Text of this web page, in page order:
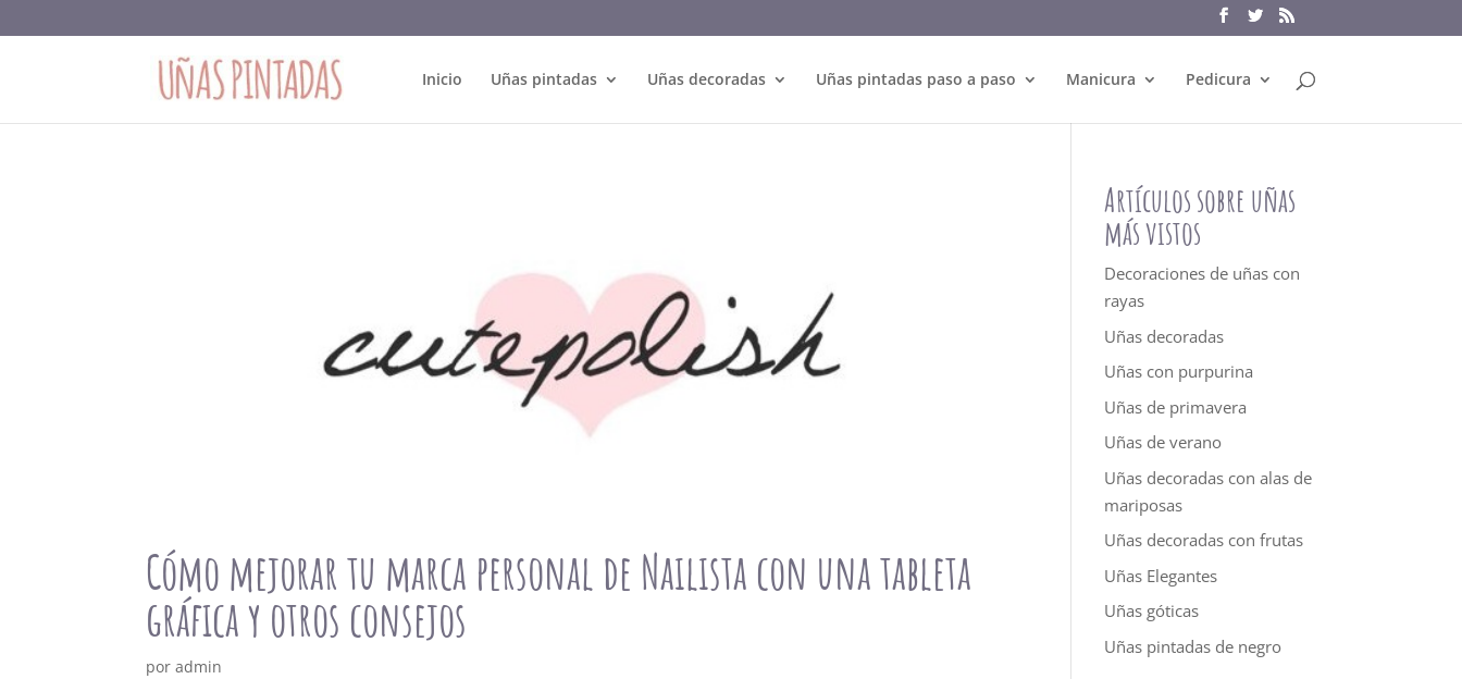
Inicio Uñas pintadas Uñas decoradas Uñas pintadas paso a paso Manicura Pedicura
Cómo mejorar tu marca personal de Nailista con una tableta
gráfica y otros consejos
poradmin
Artículos sobre uñas
más vistos
Decoraciones de uñas con
rayas
Uñas decoradas
Uñas con purpurina
Uñas de primavera
Uñas de verano
Uñas decoradas con alas de
mariposas
Uñas decoradas con frutas
Uñas Elegantes
Uñas góticas
Uñas pintadas de negro